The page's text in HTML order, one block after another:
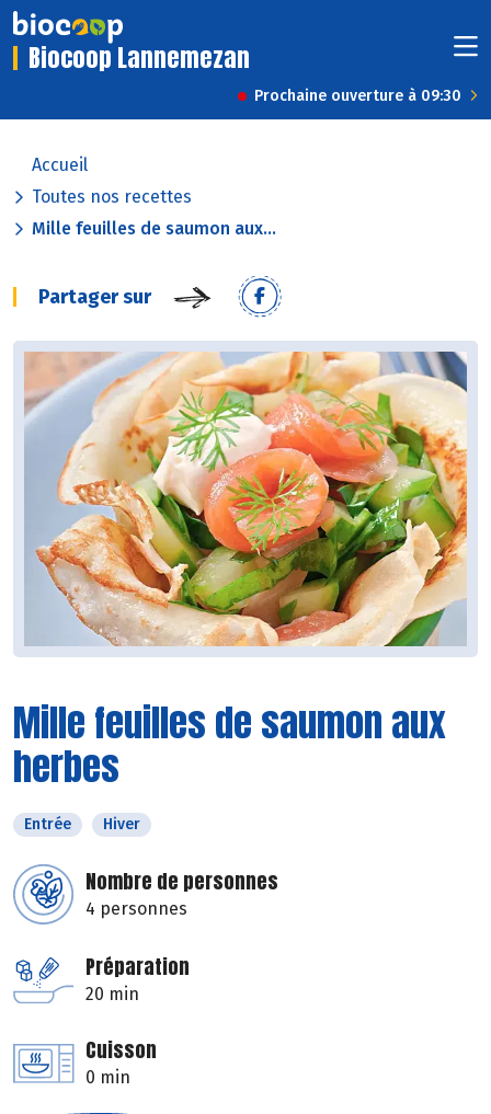
Biocoop Lannemezan
Prochaine ouverture à 09:30
Accueil
Toutes nos recettes
Mille feuilles de saumon aux...
Partager sur
Mille feuilles de saumon aux
herbes
Entrée Hiver
Nombre de personnes
4 personnes
Préparation
20 min
Cuisson
0 min